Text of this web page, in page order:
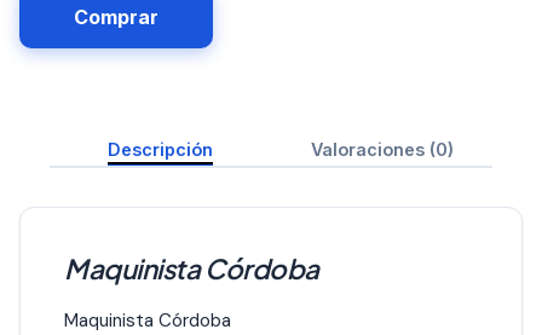
Comprar
Descripción Valoraciones (0)
Maquinista Córdoba
Maquinista Córdoba